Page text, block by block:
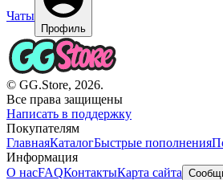
Чаты
Профиль
© GG.Store, 2026.
Все права защищены
Написать в поддержку
Покупателям
ГлавнаяКаталогБыстрые пополнения
Информация
О насFAQКонтактыКарта сайта